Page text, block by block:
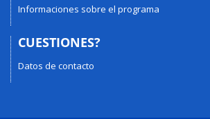
Informaciones sobre el programa
CUESTIONES?
Datos de contacto